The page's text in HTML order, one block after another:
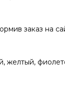
заказ на
желтый,